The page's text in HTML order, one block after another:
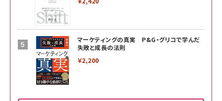
マーケティングの真実 P&G・グリコで学んだ
失敗と成長の法則
￥2,200